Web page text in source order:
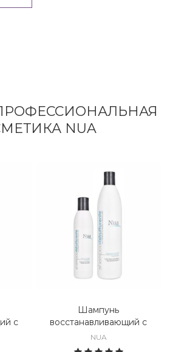
NUA
с
Шампунь
восстанавливающий с
экстрактом овса и
семенами льна Nua
NUA